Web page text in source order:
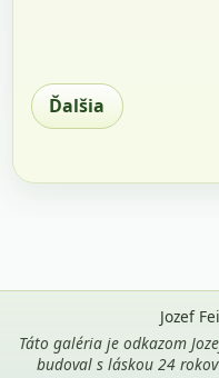
Ďalšia
Jozef
Táto galéria je odkazom
budoval s láskou 24